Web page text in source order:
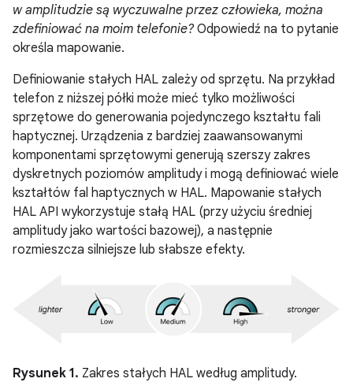
w amplitudzie są wyczuwalne przez człowieka, można
zdefiniować na moim telefonie?Odpowiedź na to pytanie
określa mapowanie.
Definiowanie stałych HAL zależy od sprzętu. Na przykład
telefon z niższej półki może mieć tylko możliwości
sprzętowe do generowania pojedynczego kształtu fali
haptycznej. Urządzenia z bardziej zaawansowanymi
komponentami sprzętowymi generują szerszy zakres
dyskretnych poziomów amplitudy i mogą definiować wiele
kształtów fal haptycznych w HAL. Mapowanie stałych
HAL API wykorzystuje stałą HAL (przy użyciu średniej
amplitudy jako wartości bazowej), a następnie
rozmieszcza silniejsze lub słabsze efekty.
Rysunek 1. Zakres stałych HAL według amplitudy.